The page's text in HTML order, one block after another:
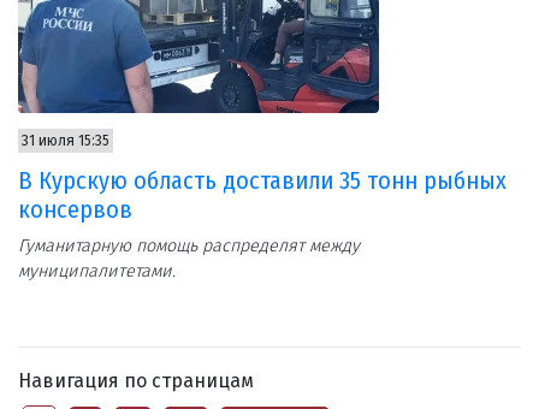
31 июля 15:35
В Курскую область доставили 35 тонн рыбных
консервов
Гуманитарную помощь распределят между
муниципалитетами.
Навигация по страницам